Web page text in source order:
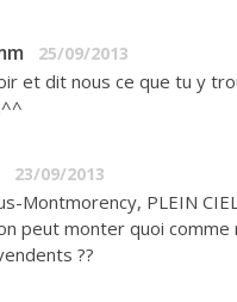
25/09/2013
et dit nous ce que tu y
23/09/2013
Montmorency, PLEIN
peut monter quoi comme
??